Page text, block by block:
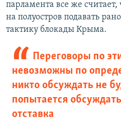
парламента все же
на полуостров подавать
тактику блокады Крыма.
Переговоры по
невозможны по
никто обсуждать не
попытается
отставка